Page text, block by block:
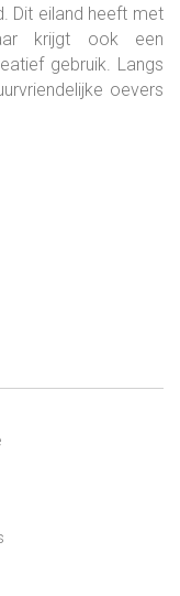
Dit eiland heeft met
krijgt ook een
gebruik. Langs
oevers